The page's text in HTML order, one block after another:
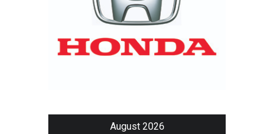
August 2026